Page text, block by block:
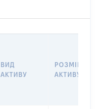
ВИД
АКТИВУ
РОЗМІР
АКТИВУ